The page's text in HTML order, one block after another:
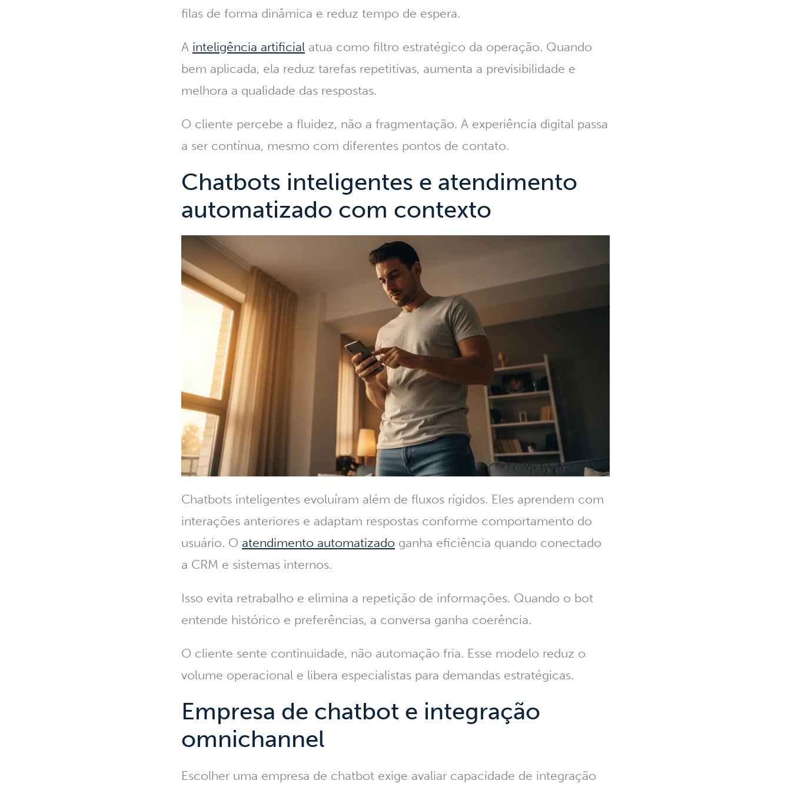
filas de forma dinâmica e reduz tempo de espera.
A inteligência artificial atua como filtro estratégico da operação. Quando
bem aplicada, ela reduz tarefas repetitivas, aumenta a previsibilidade e
melhora a qualidade das respostas.
O cliente percebe a fluidez, não a fragmentação. A experiência digital passa
a ser contínua, mesmo com diferentes pontos de contato.
Chatbots inteligentes e atendimento
automatizado com contexto
Chatbots inteligentes evoluíram além de fluxos rígidos. Eles aprendem com
interações anteriores e adaptam respostas conforme comportamento do
usuário. O atendimento automatizado ganha eficiência quando conectado
a CRM e sistemas internos.
Isso evita retrabalho e elimina a repetição de informações. Quando o bot
entende histórico e preferências, a conversa ganha coerência.
O cliente sente continuidade, não automação fria. Esse modelo reduz o
volume operacional e libera especialistas para demandas estratégicas.
Empresa de chatbot e integração
omnichannel
Escolher uma empresa de chatbot exige avaliar capacidade de integração